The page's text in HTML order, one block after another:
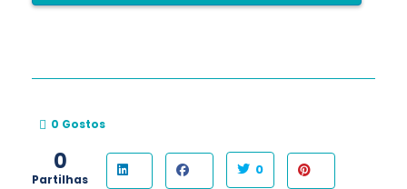
0 Gostos
0
Partilhas
0